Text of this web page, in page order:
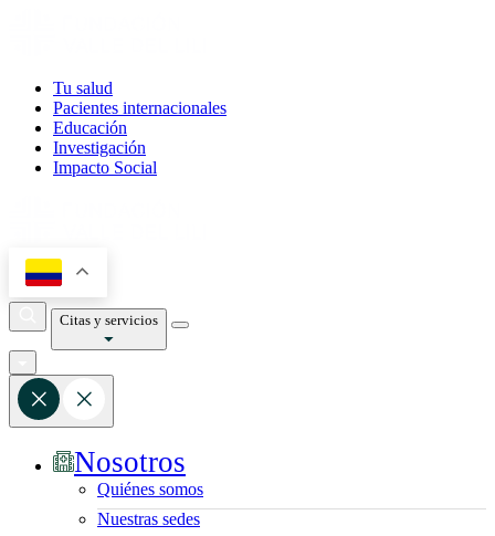
Tu salud
Pacientes internacionales
Educación
Investigación
Impacto Social
Citas y servicios
Nosotros
Quiénes somos
Nuestras sedes